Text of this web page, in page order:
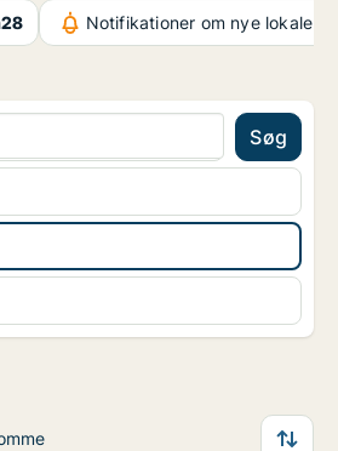
28 Notifikationer om nye lokaler
Søg